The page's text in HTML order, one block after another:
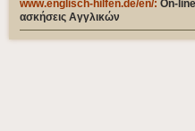
www.englisch-hilfen.de/en/: On-line
ασκήσεις Αγγλικών